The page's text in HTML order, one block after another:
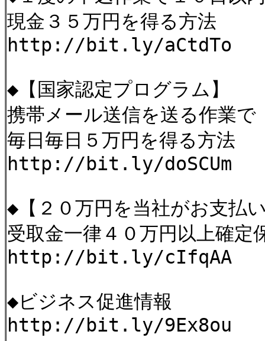
現金３５万円を得る方法
http://bit.ly/aCtdTo
◆【国家認定プログラム】
携帯メール送信を送る作業で
毎日毎日５万円を得る方法
http://bit.ly/doSCUm
◆【２０万円を当社がお支払
受取金一律４０万円以上確定
http://bit.ly/cIfqAA
◆ビジネス促進情報
http://bit.ly/9Ex8ou